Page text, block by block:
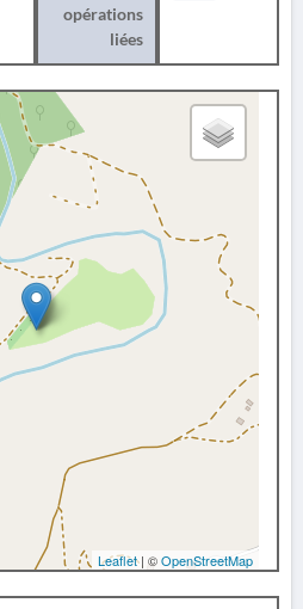
opérations
liées
Leaflet| ©OpenStreetMap